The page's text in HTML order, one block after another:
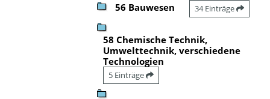
56 Bauwesen 34 Einträge
58 Chemische Technik,
Umwelttechnik, verschiedene
Technologien
5 Einträge